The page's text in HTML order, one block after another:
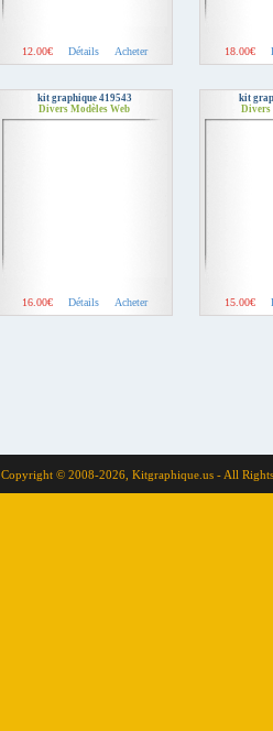
12.00€ Détails Acheter 18.00€
kit graphique 419543
Divers Modèles Web
16.00€ Détails Acheter
kit
Divers
15.00€
Copyright © 2008-2026, Kitgraphique.us - All